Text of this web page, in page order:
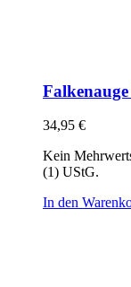
34,95 €
Kein
(1) UStG.
In den